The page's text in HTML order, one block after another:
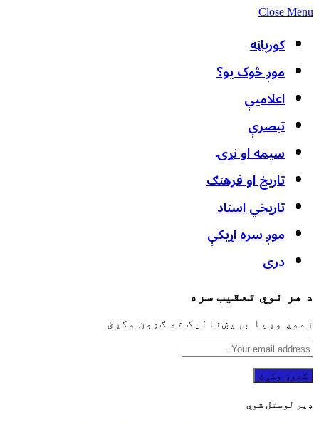
Close Menu
کورپاڼه
موږ څوک یو؟
اعلامیې
تبصرې
سیمه او نړۍ
تاریخ او فرهنګ
تاریخي اسناد
موږ سره اړیکې
دری
د هر نوي تعقیب سره
زموږ وړیا بریښنالیک ته ګډون وکړئ
ډير لوستل شوي